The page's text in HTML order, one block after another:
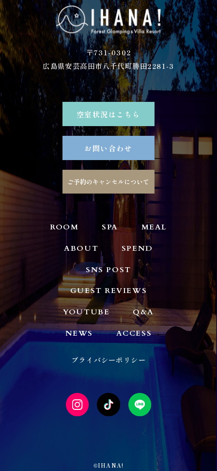
〒731-0302
広島県安芸高田市八千代町勝田2281-3
空室状況はこちら
お問い合わせ
ご予約のキャンセルについて
ROOM SPA MEAL
ABOUT SPEND
SNS POST
GUEST REVIEWS
YOUTUBE Q&A
NEWS ACCESS
プライバシーポリシー
©IHANA!